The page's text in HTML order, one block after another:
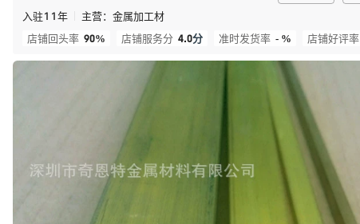
入驻11年 主营： 金属加工材
店铺回头率 90% 店铺服务分 4.0分 准时发货率 - % 店铺好评率